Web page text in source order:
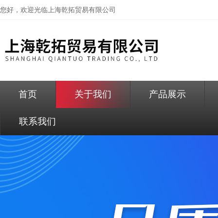
您好，欢迎光临上海乾拓贸易有限公司
首页 关于我们 产品展示
联系我们